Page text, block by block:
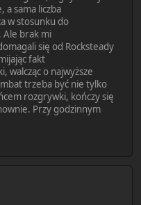
a sama liczba
w stosunku do
Ale brak mi
się od Rocksteady
fakt
walcząc o najwyższe
trzeba być nie tylko
rozgrywki, kończy się
Przy godzinnym